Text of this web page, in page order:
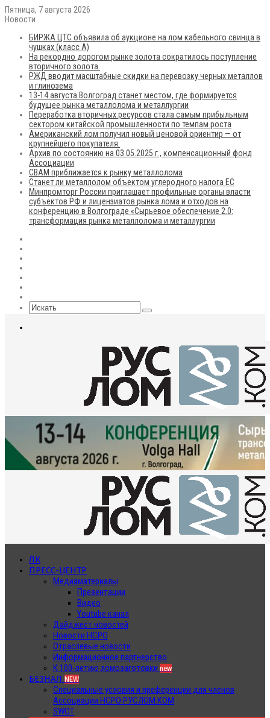
Пятница, 7 августа 2026
Новости
БИРЖА ЦТС объявила об аукционе на лом кабельного свинца в
чушках (класс А)
На рекордно дорогом рынке золота сократилось поступление
вторичного золота.
РЖД вводит масштабные скидки на перевозку черных металлов
и глинозема
13-14 августа Волгоград станет местом, где формируется
будущее рынка металлолома и металлургии
Переработка вторичных ресурсов стала самым прибыльным
сектором китайской промышленности по темпам роста
Американский лом получил новый ценовой ориентир — от
крупнейшего покупателя.
Архив по состоянию на 03.05.2025 г., компенсационный фонд
Ассоциации
CBAM приближается к рынку металлолома
Станет ли металлолом объектом углеродного налога ЕС
Минпромторг России приглашает профильные органы власти
субъектов РФ и лицензиатов рынка лома и отходов на
конференцию в Волгограде «Сырьевое обеспечение 2.0:
трансформация рынка металлолома и металлургии
Искать
ЛК
ПРЕСС-ЦЕНТР
Медиаматериалы
Презентации
Видео
Youtube канал
Дайджест новостей
Новости НСРО
Отраслевые новости
Информационное партнерство
К 100-летию ломозаготовки new
БЕЗНАЛ NEW
Специальные условия и преференции для членов
Ассоциации НСРО РУСЛОМ.КОМ
SWOT